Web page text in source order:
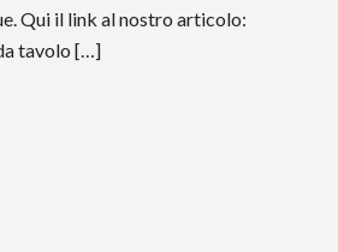
Qui il link al nostro articolo:
tavolo […]